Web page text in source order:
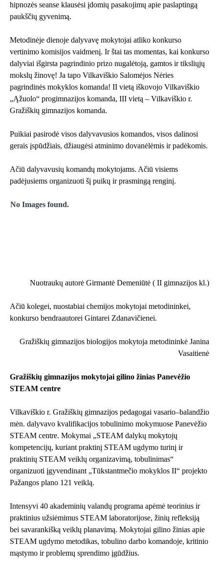
hipnozės seanse klausėsi įdomių pasakojimų apie paslaptingą
paukščių gyvenimą.
Metodinėje dienoje dalyvavę mokytojai atliko konkurso
vertinimo komisijos vaidmenį. Ir štai tas momentas, kai konkurso
dalyviai išgirsta pagrindinio prizo nugalėtoją, gamtos ir tiksliųjų
mokslų žinovę! Ja tapo Vilkaviškio Salomėjos Nėries
pagrindinės mokyklos komanda! II vietą iškovojo Vilkaviškio
„Ąžuolo“ progimnazijos komanda, III vietą – Vilkaviškio r.
Gražiškių gimnazijos komanda.
Puikiai pasirodė visos dalyvavusios komandos, visos dalinosi
gerais įspūdžiais, džiaugėsi atminimo dovanėlėmis ir padėkomis.
Ačiū dalyvavusių komandų mokytojams. Ačiū visiems
padėjusiems organizuoti šį puikų ir prasmingą renginį.
No Images found.
Nuotraukų autorė Girmantė Demeniūtė ( II gimnazijos kl.)
Ačiū kolegei, nuostabiai chemijos mokytojai metodininkei,
konkurso bendraautorei Gintarei Zdanavičienei.
Gražiškių gimnazijos biologijos mokytoja metodininkė Janina
Vasaitienė
Gražiškių gimnazijos mokytojai gilino žinias Panevėžio
STEAM centre
Vilkaviškio r. Gražiškių gimnazijos pedagogai vasario–balandžio
mėn. dalyvavo kvalifikacijos tobulinimo mokymuose Panevėžio
STEAM centre. Mokymai „STEAM dalykų mokytojų
kompetencijų, kuriant praktinį STEAM ugdymo turinį ir
praktinių STEAM veiklų organizavimą, tobulinimas“
organizuoti įgyvendinant „Tūkstantmečio mokyklos II“ projekto
Pažangos plano 121 veiklą.
Intensyvi 40 akademinių valandų programa apėmė teorinius ir
praktinius užsiėmimus STEAM laboratorijose, žinių refleksiją
bei savarankišką veiklų planavimą. Mokytojai gilino žinias apie
STEAM ugdymo metodikas, tobulino darbo komandoje, kritinio
mąstymo ir problemų sprendimo įgūdžius.